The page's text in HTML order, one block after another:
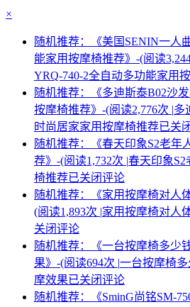
×
随机推荐：《美国SENIN一人
能家用按摩椅推荐》-(阅读
YRQ-740-2全自动多功能家用
随机推荐：《多迪斯泰B02沙
按摩椅推荐》-(阅读2,776次 |多
时尚居家家用按摩椅推荐已关
随机推荐：《春天印象S2老年
荐》-(阅读1,732次 |春天印象
椅推荐已关闭评论
随机推荐：《家用按摩椅对人
(阅读1,893次 |家用按摩椅对人
关闭评论
随机推荐：《一台按摩椅多少
果》-(阅读694次 |一台按摩椅
摩效果已关闭评论
随机推荐：《SminG尚铭SM-